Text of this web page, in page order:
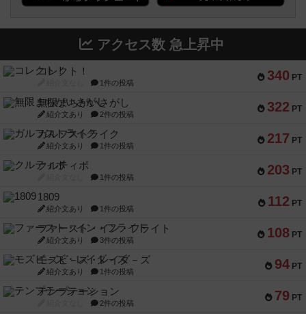
アクセス数 急上昇中
340 PT
コレクト！
1件の投稿
322 PT
無限まちがいさがし
紹介文あり 2件の投稿
217 PT
ガルフストライク
紹介文あり 1件の投稿
203 PT
クルティボ
1件の投稿
112 PT
1809
紹介文あり 1件の投稿
108 PT
ファースト・イン・フライト
紹介文あり 3件の投稿
94 PT
モズビ－ズ・レイダ－ズ
紹介文あり 1件の投稿
79 PT
テンプテーション
2件の投稿